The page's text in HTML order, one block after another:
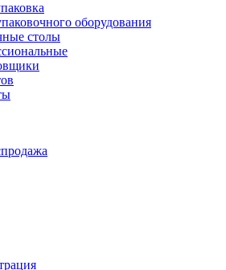
оборудования
столы